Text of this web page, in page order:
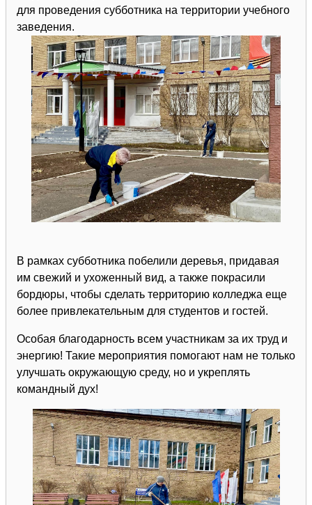
для проведения субботника на территории учебного
заведения.
В рамках субботника побелили деревья, придавая
им свежий и ухоженный вид, а также покрасили
бордюры, чтобы сделать территорию колледжа еще
более привлекательным для студентов и гостей.
Особая благодарность всем участникам за их труд и
энергию! Такие мероприятия помогают нам не только
улучшать окружающую среду, но и укреплять
командный дух!